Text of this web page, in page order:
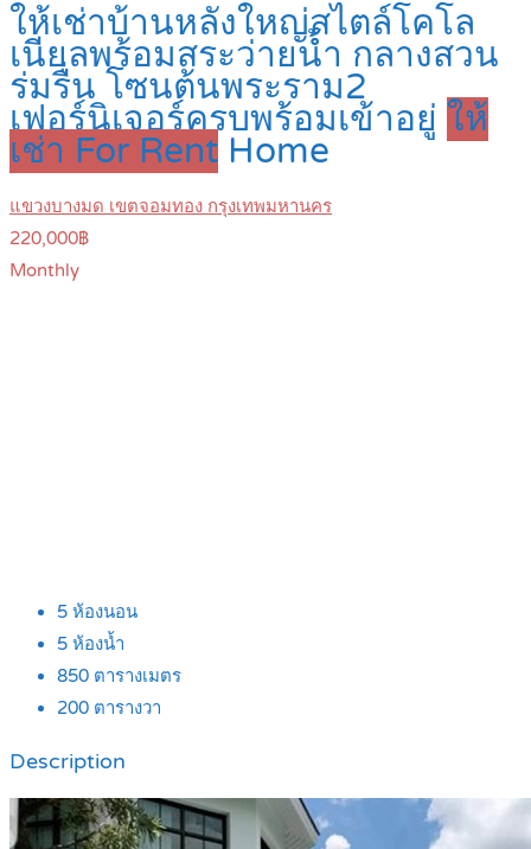
ให้เช่าบ้านหลังใหญ่สไตล์โคโล
เนียลพร้อมสระว่ายน้ำ กลางสวน
ร่มรื่น โซนต้นพระราม2
เฟอร์นิเจอร์ครบพร้อมเข้าอยู่ ให้
เช่า For Rent Home
แขวงบางมด เขตจอมทอง กรุงเทพมหานคร
220,000฿
Monthly
5 ห้องนอน
5 ห้องน้ำ
850 ตารางเมตร
200 ตารางวา
Description